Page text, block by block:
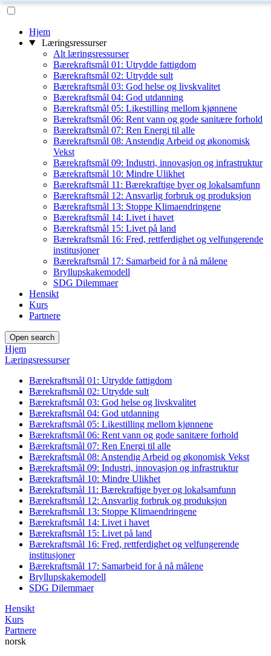
Hjem
Læringsressurser
Alt læringsressurser
Bærekraftsmål 01: Utrydde fattigdom
Bærekraftsmål 02: Utrydde sult
Bærekraftsmål 03: God helse og livskvalitet
Bærekraftsmål 04: God utdanning
Bærekraftsmål 05: Likestilling mellom kjønnene
Bærekraftsmål 06: Rent vann og gode sanitære forhold
Bærekraftsmål 07: Ren Energi til alle
Bærekraftsmål 08: Anstendig Arbeid og økonomisk
Vekst
Bærekraftsmål 09: Industri, innovasjon og infrastruktur
Bærekraftsmål 10: Mindre Ulikhet
Bærekraftsmål 11: Bærekraftige byer og lokalsamfunn
Bærekraftsmål 12: Ansvarlig forbruk og produksjon
Bærekraftsmål 13: Stoppe Klimaendringene
Bærekraftsmål 14: Livet i havet
Bærekraftsmål 15: Livet på land
Bærekraftsmål 16: Fred, rettferdighet og velfungerende
institusjoner
Bærekraftsmål 17: Samarbeid for å nå målene
Bryllupskakemodell
SDG Dilemmaer
Hensikt
Kurs
Partnere
Open search
Hjem
Læringsressurser
Bærekraftsmål 01: Utrydde fattigdom
Bærekraftsmål 02: Utrydde sult
Bærekraftsmål 03: God helse og livskvalitet
Bærekraftsmål 04: God utdanning
Bærekraftsmål 05: Likestilling mellom kjønnene
Bærekraftsmål 06: Rent vann og gode sanitære forhold
Bærekraftsmål 07: Ren Energi til alle
Bærekraftsmål 08: Anstendig Arbeid og økonomisk Vekst
Bærekraftsmål 09: Industri, innovasjon og infrastruktur
Bærekraftsmål 10: Mindre Ulikhet
Bærekraftsmål 11: Bærekraftige byer og lokalsamfunn
Bærekraftsmål 12: Ansvarlig forbruk og produksjon
Bærekraftsmål 13: Stoppe Klimaendringene
Bærekraftsmål 14: Livet i havet
Bærekraftsmål 15: Livet på land
Bærekraftsmål 16: Fred, rettferdighet og velfungerende
institusjoner
Bærekraftsmål 17: Samarbeid for å nå målene
Bryllupskakemodell
SDG Dilemmaer
Hensikt
Kurs
Partnere
norsk